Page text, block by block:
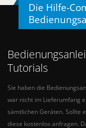
Die Hilfe-
Tutorials
Sie haben die
war nicht im Lieferumfang
sämtlichen Geräten. Sollte
diese kostenlos anfragen.